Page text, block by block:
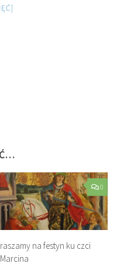
0
na festyn ku czci